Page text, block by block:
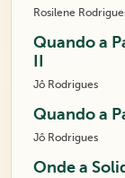
Rosilene
Quando a
Jô Rodrigues
Quando a
Jô Rodrigues
Onde a